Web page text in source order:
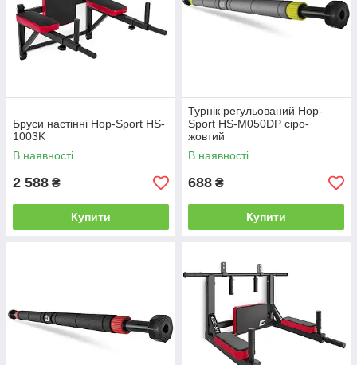
Бруси настінні Hop-Sport HS-
1003K
В наявності
2 588 ₴
Купити
Турнік регульований Hop-
Sport HS-M050DP сіро-
жовтий
В наявності
688 ₴
Купити